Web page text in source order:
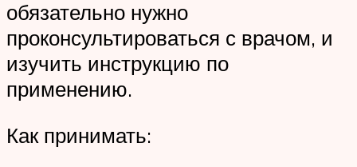
обязательно нужно
проконсультироваться с врачом, и
изучить инструкцию по
применению.
Как принимать: